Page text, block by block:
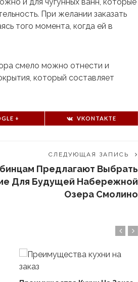
При желании заказать
того момента, когда ей в
смело можно отнести и
который составляет
+ VKONTAKTE
СЛЕДУЮЩАЯ ЗАПИСЬ
Предлагают Выбрать
Для Будущей Набережной
Озера Смолино